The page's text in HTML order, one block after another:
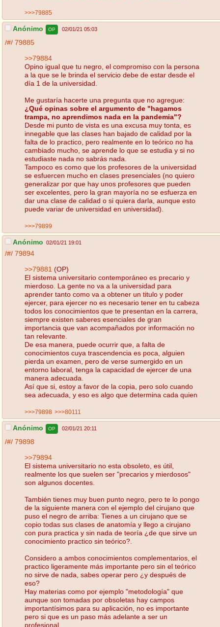
>>>79885
Anónimo OP 02/01/21 05:03
/#/ 79885
>>79884
Opino igual que tu negro, el compromiso con la persona
a la que se le brinda el servicio debe de estar desde el
día 1 de la universidad.
Me gustaría hacerte una pregunta que no agregue:
¿Qué opinas sobre el argumento de "hagamos
trampa, no aprendimos nada en la pandemia"?
Desde mi punto de vista es una excusa muy tonta, es
innegable que las clases han bajado de calidad por la
falta de lo practico, pero realmente en lo teórico no ha
cambiado mucho, se aprende lo que se estudia y si no
estudiaste nada no sabrás nada.
Tampoco es como que los profesores de la universidad
se esfuercen mucho en clases presenciales (no quiero
generalizar por que hay unos profesores que pueden
ser excelentes, pero la gran mayoría no se esfuerza en
dar una clase de calidad o si quiera darla, aunque esto
puede variar de universidad en universidad).
>>>79899
Anónimo 02/01/21 19:01
/#/ 79894
>>79881 (OP)
El sistema universitario contemporáneo es precario y
mierdoso. La gente no va a la universidad para
aprender tanto como va a obtener un titulo y poder
ejercer, para ejercer no es necesario tener en tu cabeza
todos los conocimientos que te presentan en la carrera,
siempre existen saberes esenciales de gran
importancia que van acompañados por información no
tan relevante.
De esa manera, puede ocurrir que, a falta de
conocimientos cuya trascendencia es poca, alguien
pierda un examen, pero de verse sumergido en un
entorno laboral, tenga la capacidad de ejercer de una
manera adecuada.
Así que si, estoy a favor de la copia, pero solo cuando
sea adecuada, y eso es algo que determina cada quien
>>>79898 >>>80111
Anónimo OP 02/01/21 20:11
/#/ 79898
>>79894
El sistema universitario no esta obsoleto, es útil,
realmente los que suelen ser "precarios y mierdosos"
son algunos docentes.
También tienes muy buen punto negro, pero te lo pongo
de la siguiente manera con el ejemplo del cirujano que
puso el negro de arriba: Tienes a un cirujano que se
copio todas sus clases de anatomía y llego a cirujano
con pura practica y sin nada de teoría ¿de que sirve un
conocimiento practico sin teórico?.
Considero a ambos conocimientos complementarios, el
practico ligeramente más importante pero sin el teórico
no sirve de nada, sabes operar pero ¿y después de
eso?
Hay materias como por ejemplo "metodología" que
aunque son tomadas por obsoletas hay campos
importantísimos para su aplicación, no es importante
pero si que es un paso más adelante a ser un
profesional.